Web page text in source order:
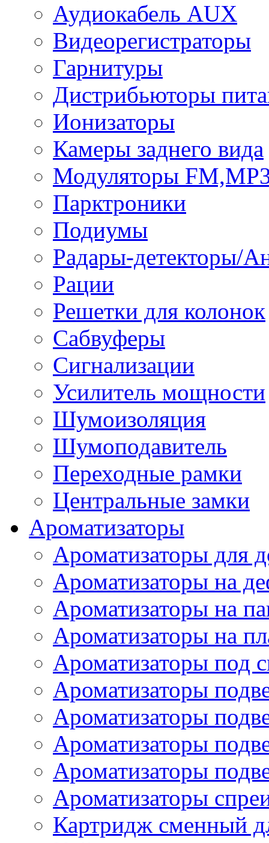
Аудиокабель AUX
Видеорегистраторы
Гарнитуры
Дистрибьюторы
Ионизаторы
Камеры заднего вида
Модуляторы
Парктроники
Подиумы
Радары-детекторы/
Рации
Решетки для колонок
Сабвуферы
Сигнализации
Усилитель мощности
Шумоизоляция
Шумоподавитель
Переходные рамки
Центральные замки
Ароматизаторы
Ароматизаторы для
Ароматизаторы на
Ароматизаторы на
Ароматизаторы на
Ароматизаторы под
Ароматизаторы
Ароматизаторы
Ароматизаторы
Ароматизаторы
Ароматизаторы
Картридж сменный